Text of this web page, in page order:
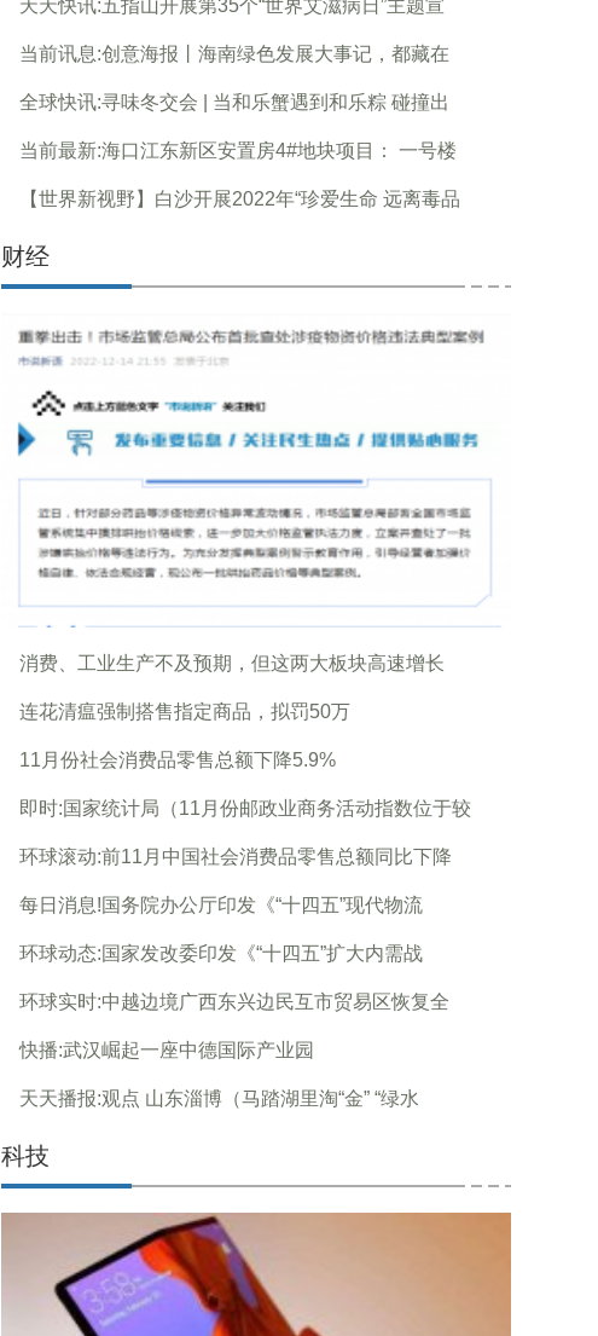
天天快讯:五指山开展第35个“世界艾滋病日”主题宣
当前讯息:创意海报丨海南绿色发展大事记，都藏在
全球快讯:寻味冬交会 | 当和乐蟹遇到和乐粽 碰撞出
当前最新:海口江东新区安置房4#地块项目： 一号楼
【世界新视野】白沙开展2022年“珍爱生命 远离毒品
财经
消费、工业生产不及预期，但这两大板块高速增长
连花清瘟强制搭售指定商品，拟罚50万
11月份社会消费品零售总额下降5.9%
即时:国家统计局（11月份邮政业商务活动指数位于较
环球滚动:前11月中国社会消费品零售总额同比下降
每日消息!国务院办公厅印发《“十四五”现代物流
环球动态:国家发改委印发《“十四五”扩大内需战
环球实时:中越边境广西东兴边民互市贸易区恢复全
快播:武汉崛起一座中德国际产业园
天天播报:观点 山东淄博（马踏湖里淘“金” “绿水
科技